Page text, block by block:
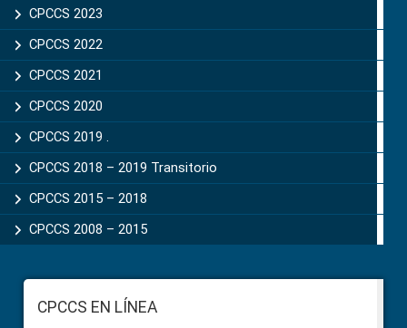
CPCCS 2023
CPCCS 2022
CPCCS 2021
CPCCS 2020
CPCCS 2019 .
CPCCS 2018 – 2019 Transitorio
CPCCS 2015 – 2018
CPCCS 2008 – 2015
FooterCPCCS EN LÍNEA